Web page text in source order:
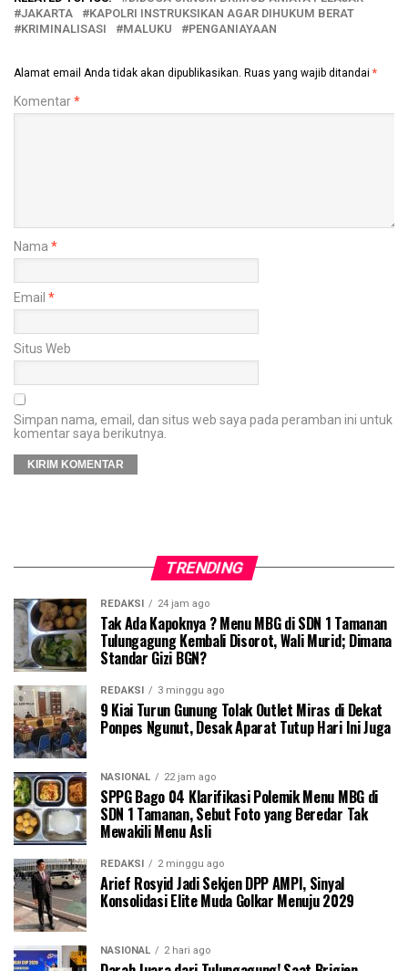
JAKARTA
KAPOLRI INSTRUKSIKAN AGAR DIHUKUM BERAT
KRIMINALISASI
MALUKU PENGANIAYAAN
Alamat email Anda tidak akan dipublikasikan. Ruas yang wajib ditandai *
Komentar*
Nama *
Email *
Situs Web
Simpan nama, email, dan situs web saya pada peramban ini untuk
komentar saya berikutnya.
TRENDING
REDAKSI 24 jam ago
Tak Ada Kapoknya ? Menu MBG di SDN 1 Tamanan
Tulungagung Kembali Disorot, Wali Murid; Dimana
Standar Gizi BGN?
REDAKSI 3 minggu ago
9 Kiai Turun Gunung Tolak Outlet Miras di Dekat
Ponpes Ngunut, Desak Aparat Tutup Hari Ini Juga
NASIONAL 22 jam ago
SPPG Bago 04 Klarifikasi Polemik Menu MBG di
SDN 1 Tamanan, Sebut Foto yang Beredar Tak
Mewakili Menu Asli
REDAKSI 2 minggu ago
Arief Rosyid Jadi Sekjen DPP AMPI, Sinyal
Konsolidasi Elite Muda Golkar Menuju 2029
NASIONAL 2 hari ago